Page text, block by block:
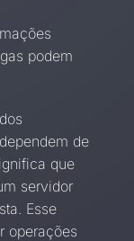
podem
de
que
servidor
Esse
operações